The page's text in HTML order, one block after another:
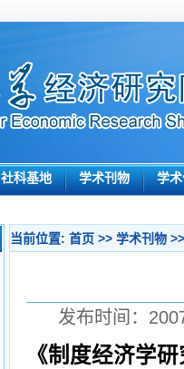
社科基地 学术刊物 学
当前位置: 首页 >> 学术刊物
发布时间：
《制度经济学